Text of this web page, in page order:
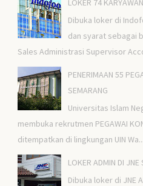
LOKER 74
Dibuka loker di
dan syarat sebagai
Sales Administrasi Supervisor
PENERIMAAN 55
SEMARANG
Universitas Islam
membuka rekrutmen PEGAWAI
ditempatkan di lingkungan UIN Wa...
LOKER ADMIN DI JNE
Dibuka loker di JNE